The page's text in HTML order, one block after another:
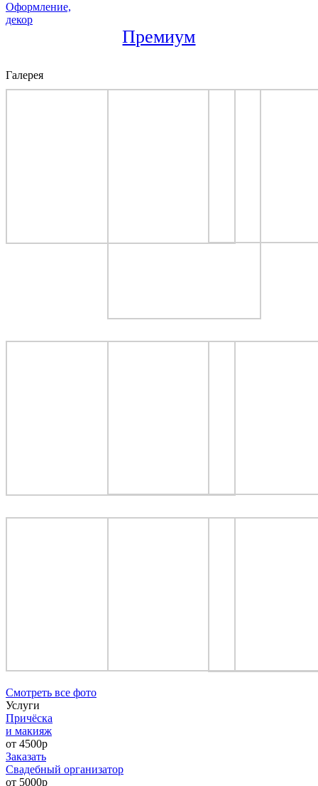
Оформление,
декор
Премиум
Галерея
Cмотреть все фото
Услуги
Причёска
и макияж
от 4500р
Заказать
Свадебный организатор
от 5000р